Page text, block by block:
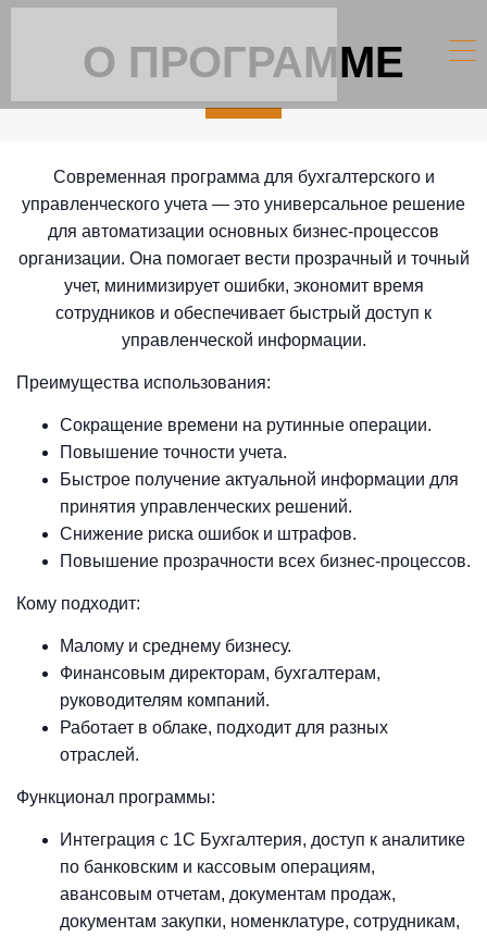
УЧЕТА
О ПРОГРАММЕ
Современная программа для бухгалтерского и
управленческого учета — это универсальное решение
для автоматизации основных бизнес-процессов
организации. Она помогает вести прозрачный и точный
учет, минимизирует ошибки, экономит время
сотрудников и обеспечивает быстрый доступ к
управленческой информации.
Преимущества использования:
Сокращение времени на рутинные операции.
Повышение точности учета.
Быстрое получение актуальной информации для
принятия управленческих решений.
Снижение риска ошибок и штрафов.
Повышение прозрачности всех бизнес-процессов.
Кому подходит:
Малому и среднему бизнесу.
Финансовым директорам, бухгалтерам,
руководителям компаний.
Работает в облаке, подходит для разных
отраслей.
Функционал программы:
Интеграция с 1С Бухгалтерия, доступ к аналитике
по банковским и кассовым операциям,
авансовым отчетам, документам продаж,
документам закупки, номенклатуре, сотрудникам,